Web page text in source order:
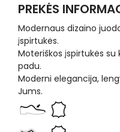
PREKĖS
Modernaus dizaino
įspirtukės.
Moteriškos įspirtukės
padu.
Moderni elegancija,
Jums.